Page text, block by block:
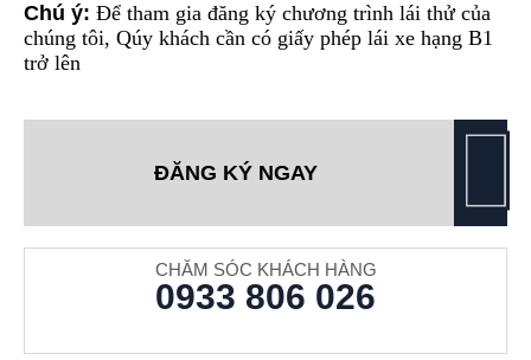
CHĂM SÓC KHÁCH HÀNG
0933 806 026
ĐĂNG KÝ NGAY
Chú ý: Để tham gia đăng ký chương trình lái thử của
chúng tôi, Qúy khách cần có giấy phép lái xe hạng B1
trở lên